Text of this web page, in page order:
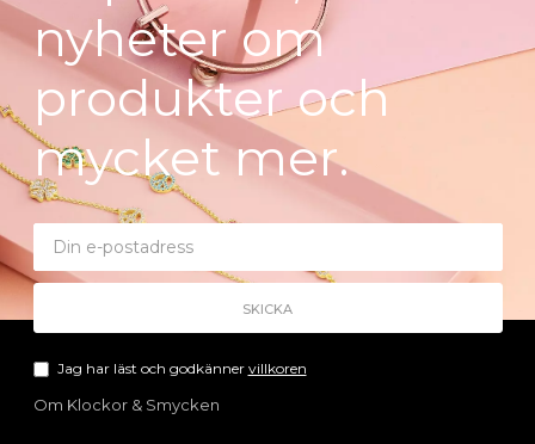
nyheter om
produkter och
mycket mer.
Jag har läst och godkänner villkoren
Om Klockor & Smycken